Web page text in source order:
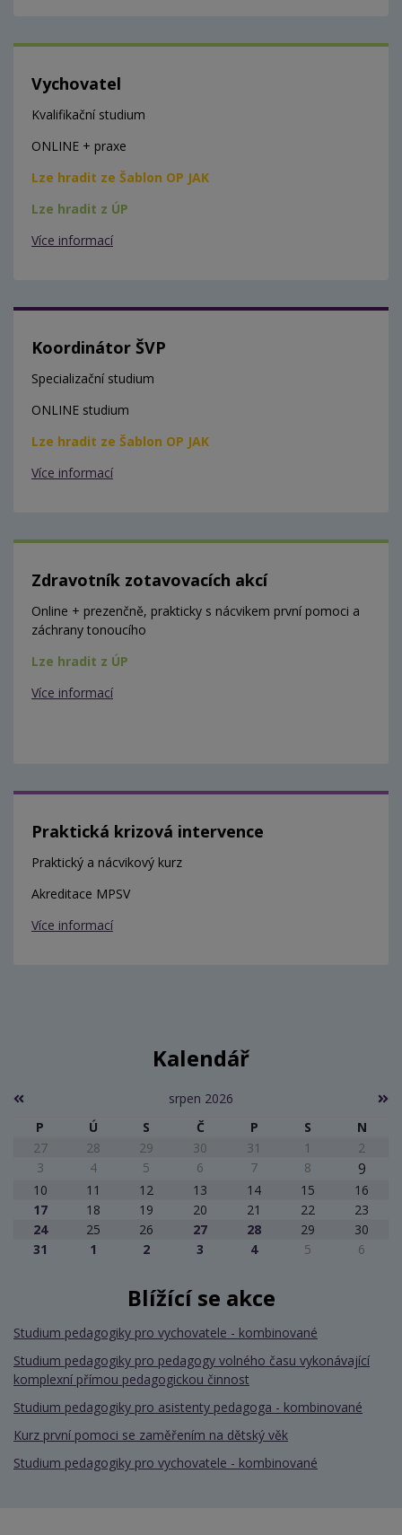
Vychovatel
Kvalifikační studium
ONLINE + praxe
Lze hradit ze Šablon OP JAK
Lze hradit z ÚP
Více informací
Koordinátor ŠVP
Specializační studium
ONLINE studium
Lze hradit ze Šablon OP JAK
Více informací
Zdravotník zotavovacích akcí
Online + prezenčně, prakticky s nácvikem první pomoci a
záchrany tonoucího
Lze hradit z ÚP
Více informací
Praktická krizová intervence
Praktický a nácvikový kurz
Akreditace MPSV
Více informací
Kalendář
srpen 2026
P
Ú S Č P S
N
27
28 29 30 31 1
2
3
4 5 6 7 8 9
10 11 12 13 14 15
16
17
18 19 20 21 22
23
24
25 26 27 28 29
30
31
1 2 3 4 5 6
Blížící se akce
Studium pedagogiky pro vychovatele - kombinované
Studium pedagogiky pro pedagogy volného času vykonávající
komplexní přímou pedagogickou činnost
Studium pedagogiky pro asistenty pedagoga - kombinované
Kurz první pomoci se zaměřením na dětský věk
Studium pedagogiky pro vychovatele - kombinované